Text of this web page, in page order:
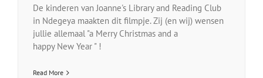
De kinderen van Joanne's Library and Reading Club
in Ndegeya maakten dit filmpje. Zij (en wij) wensen
jullie allemaal "a Merry Christmas and a
happy New Year " !
Read More